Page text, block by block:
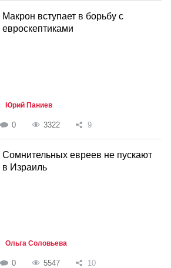
Макрон вступает в борьбу с
евроскептиками
Юрий Паниев
0 3322 9
Сомнительных евреев не пускают
в Израиль
Ольга Соловьева
0 5547 10